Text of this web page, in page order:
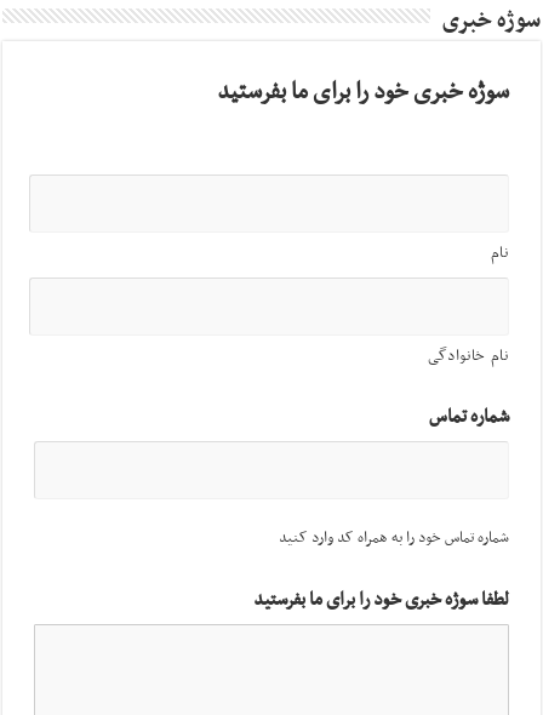
سوژه خبری
سوژه خبری خود را برای ما بفرستید
نام
نام خانوادگی
شماره تماس
شماره تماس خود را به همراه کد وارد کنید
لطفا سوژه خبری خود را برای ما بفرستید